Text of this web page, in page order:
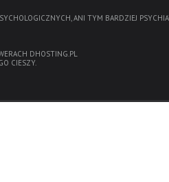
ANI TYM BARDZIEJ
DHOSTING.PL
CIESZY.